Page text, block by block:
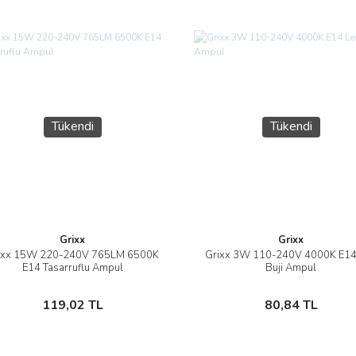
Tükendi
Grixx
15W 220-240V 765LM 6500K
E14 Tasarruflu Ampul
119,02 TL
İncele
Stokta Yok
Tükendi
Grixx
Grixx 3W 110-240V 4000K
Buji Ampul
80,84 TL
İncele
Stokta Yok